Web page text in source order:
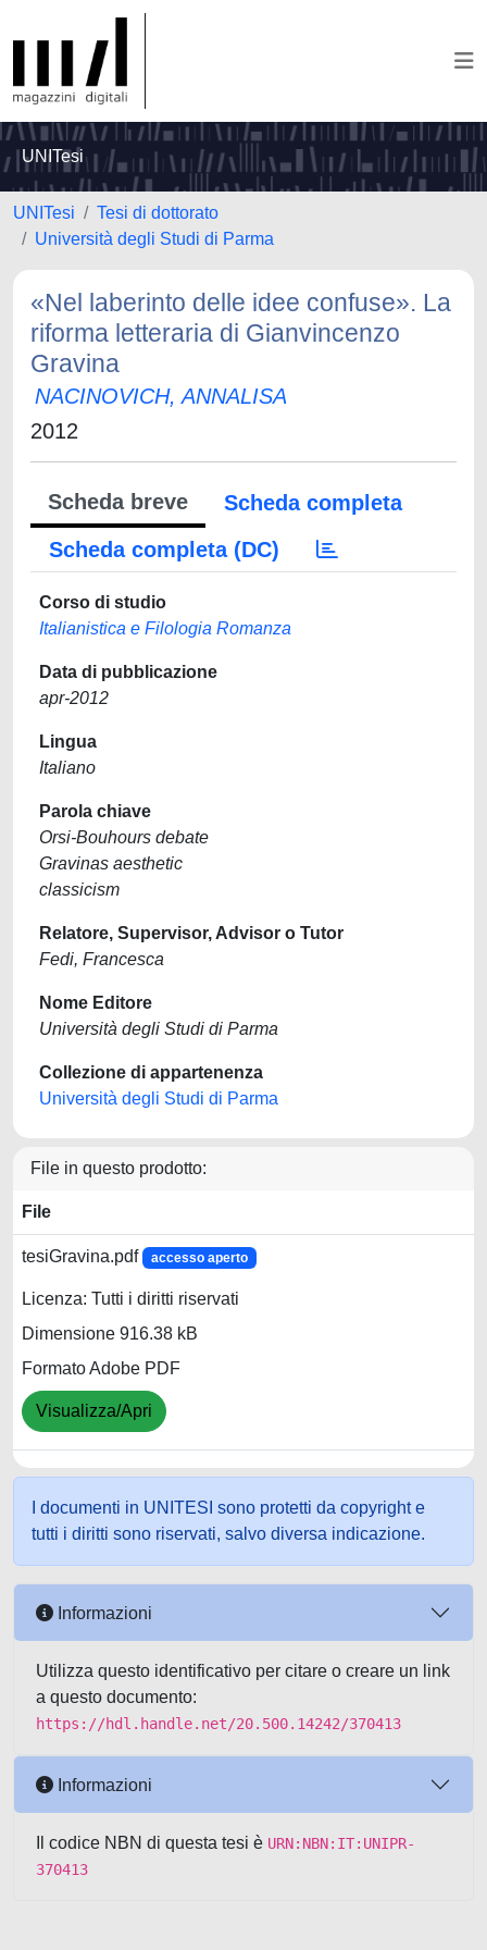
UNITesi
UNITesi
Tesi di dottorato
Università degli Studi di Parma
«Nel laberinto delle idee confuse». La
riforma letteraria di Gianvincenzo
Gravina
NACINOVICH, ANNALISA
2012
Scheda breve
Scheda completa
Scheda completa (DC)
Corso di studio
Italianistica e Filologia Romanza
Data di pubblicazione
apr-2012
Lingua
Italiano
Parola chiave
Orsi-Bouhours debate
Gravinas aesthetic
classicism
Relatore, Supervisor, Advisor o Tutor
Fedi, Francesca
Nome Editore
Università degli Studi di Parma
Collezione di appartenenza
Università degli Studi di Parma
File in questo prodotto:
File
tesiGravina.pdf accesso aperto
Licenza: Tutti i diritti riservati
Dimensione 916.38 kB
Formato Adobe PDF
Visualizza/Apri
I documenti in UNITESI sono protetti da copyright e
tutti i diritti sono riservati, salvo diversa indicazione.
Informazioni
Utilizza questo identificativo per citare o creare un link
a questo documento:
https://hdl.handle.net/20.500.14242/370413
Informazioni
Il codice NBN di questa tesi è URN:NBN:IT:UNIPR-
370413